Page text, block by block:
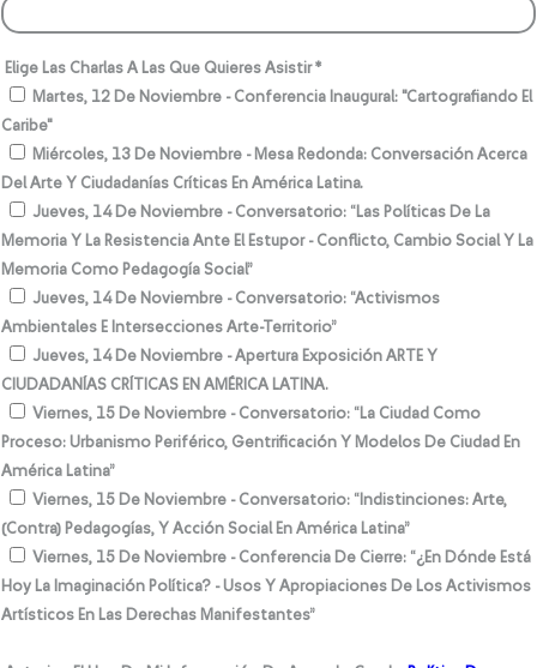
Elige Las Charlas A Las Que Quieres Asistir *
Martes, 12 De Noviembre - Conferencia Inaugural: "Cartografiando El
Caribe"
Miércoles, 13 De Noviembre - Mesa Redonda: Conversación Acerca
Del Arte Y Ciudadanías Críticas En América Latina.
Jueves, 14 De Noviembre - Conversatorio: “las Políticas De La
Memoria Y La Resistencia Ante El Estupor - Conflicto, Cambio Social Y La
Memoria Como Pedagogía Social”
Jueves, 14 De Noviembre - Conversatorio: “Activismos
Ambientales E Intersecciones Arte-Territorio”
Jueves, 14 De Noviembre - Apertura Exposición ARTE Y
CIUDADANÍAS CRÍTICAS EN AMÉRICA LATINA.
Viernes, 15 De Noviembre - Conversatorio: “La Ciudad Como
Proceso: Urbanismo Periférico, Gentrificación Y Modelos De Ciudad En
América Latina”
Viernes, 15 De Noviembre - Conversatorio: “Indistinciones: Arte,
(contra) Pedagogías, Y Acción Social En América Latina”
Viernes, 15 De Noviembre - Conferencia De Cierre: “¿En Dónde Está
Hoy La Imaginación Política? - Usos Y Apropiaciones De Los Activismos
Artísticos En Las Derechas Manifestantes”